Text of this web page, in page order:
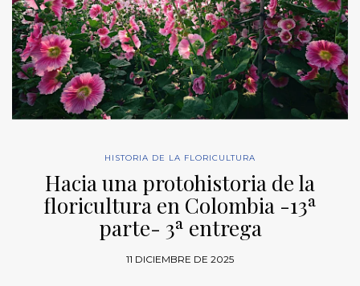
HISTORIA DE LA FLORICULTURA
Hacia una protohistoria de la
floricultura en Colombia -13ª
parte- 3ª entrega
11 DICIEMBRE DE 2025